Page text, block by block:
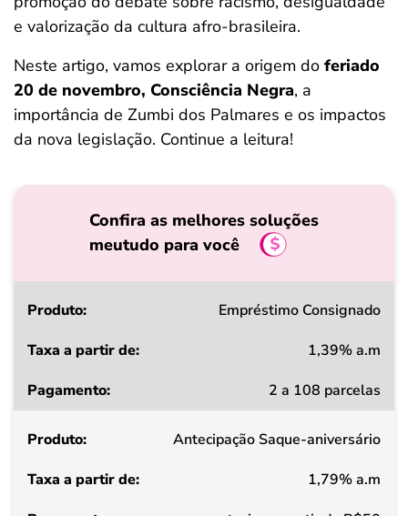
e valorização da cultura afro-brasileira.
Neste artigo, vamos explorar a origem do feriado
20 de novembro, Consciência Negra, a
importância de Zumbi dos Palmares e os impactos
da nova legislação. Continue a leitura!
Confira as melhores soluções
meutudo para você
Produto
a
de
Pagamento
Empréstimo Consignado
1,39% a.m
2 a 108 parcelas
Antecipação Saque-aniversário
1,79% a.m